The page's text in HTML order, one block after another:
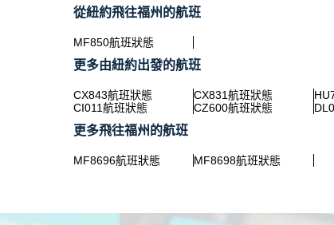
從紐約飛往福州的航班
MF850航班狀態
更多由紐約出發的航班
CX843航班狀態 CX831航班狀態
CI011航班狀態
CZ600航班狀態
更多飛往福州的航班
MF8696航班狀態 MF8698航班狀態